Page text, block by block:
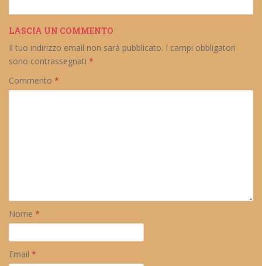
LASCIA UN COMMENTO
Il tuo indirizzo email non sarà pubblicato. I campi obbligatori
sono contrassegnati *
Commento *
Nome *
Email *